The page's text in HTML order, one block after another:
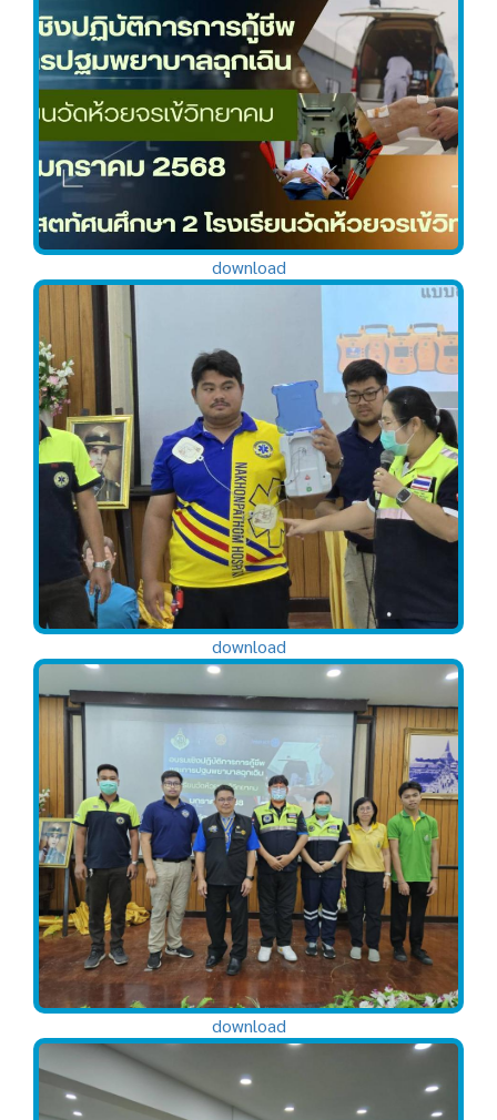
download
download
download